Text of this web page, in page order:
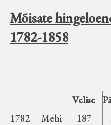
Mõisate
1782-1858
Velise
1782
Mehi 187